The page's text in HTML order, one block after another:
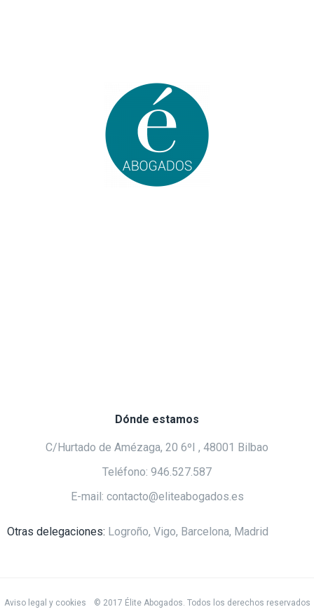
Dónde estamos
C/Hurtado de Amézaga, 20 6ºI , 48001 Bilbao
Teléfono: 946.527.587
E-mail: contacto@eliteabogados.es
Otras delegaciones: Logroño, Vigo, Barcelona, Madrid
Aviso legal y cookies © 2017 Élite Abogados. Todos los derechos reservados